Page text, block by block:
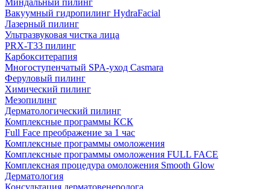
Миндальный пилинг
Вакуумный гидропилинг HydraFacial
Лазерный пилинг
Ультразвуковая чистка лица
PRX-T33 пилинг
Карбокситерапия
Многоступенчатый SPA-уход Сasmara
Феруловый пилинг
Химический пилинг
Мезопилинг
Дерматологический пилинг
Комплексные программы КСК
Full Face преображение за 1 час
Комплексные программы омоложения
Комплексные программы омоложения FULL FACE
Комплексная процедура омоложения Smooth Glow
Дерматология
Консультация дерматовенеролога